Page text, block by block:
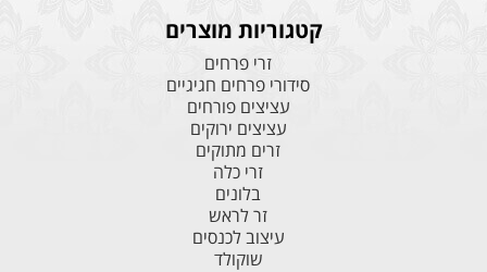
קטגוריות מוצרים
זרי פרחים
סידורי פרחים חגיגיים
עציצים פורחים
עציצים ירוקים
זרים מתוקים
זרי כלה
בלונים
זר לראש
עיצוב לכנסים
שוקולד